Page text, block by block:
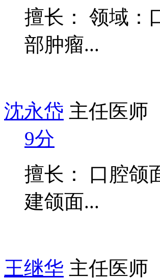
擅长： 领域：
部肿瘤...
沈永岱 主任医师
9分
擅长： 口腔颌
建颌面...
王继华 主任医师